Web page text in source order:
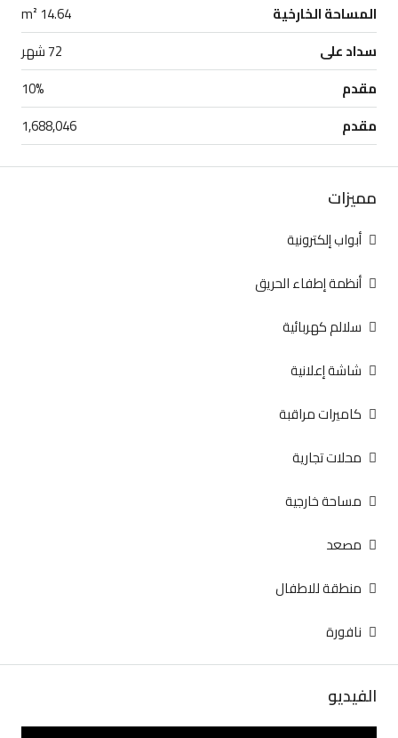
المساحة الخارخية
14.64 m²
سداد على
72 شهر
مقدم
10%
مقدم
1,688,046
مميزات
أبواب إلكترونية
أنظمة إطفاء الحريق
سلالم كهربائية
شاشة إعلانية
كاميرات مراقبة
محلات تجارية
مساحة خارجية
مصعد
منطقة للاطفال
نافورة
الفيديو